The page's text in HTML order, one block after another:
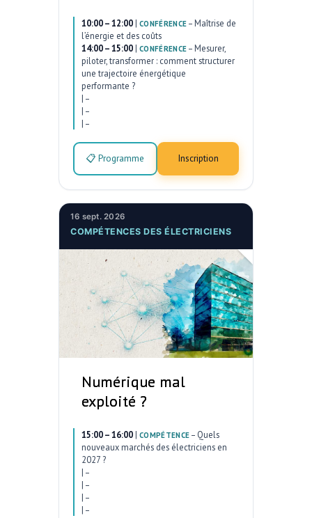
10:00 – 12:00 | CONFÉRENCE – Maîtrise de
l’énergie et des coûts
14:00 – 15:00 | CONFÉRENCE – Mesurer,
piloter, transformer : comment structurer
une trajectoire énergétique
performante ?
| –
| –
| –
📋 Programme Inscription
16 sept. 2026
COMPÉTENCES DES ÉLECTRICIENS
Numérique mal
exploité ?
15:00 – 16:00 | COMPÉTENCE – Quels
nouveaux marchés des électriciens en
2027 ?
| –
| –
| –
| –